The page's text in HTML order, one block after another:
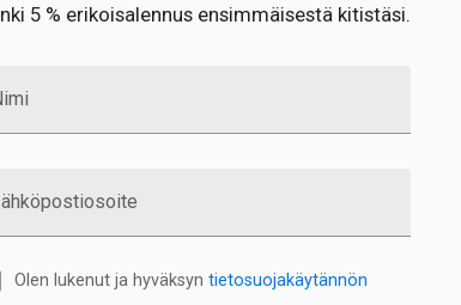
5 % erikoisalennus ensimmäisestä kitistäsi.
Olen lukenut ja hyväksyn tietosuojakäytännön